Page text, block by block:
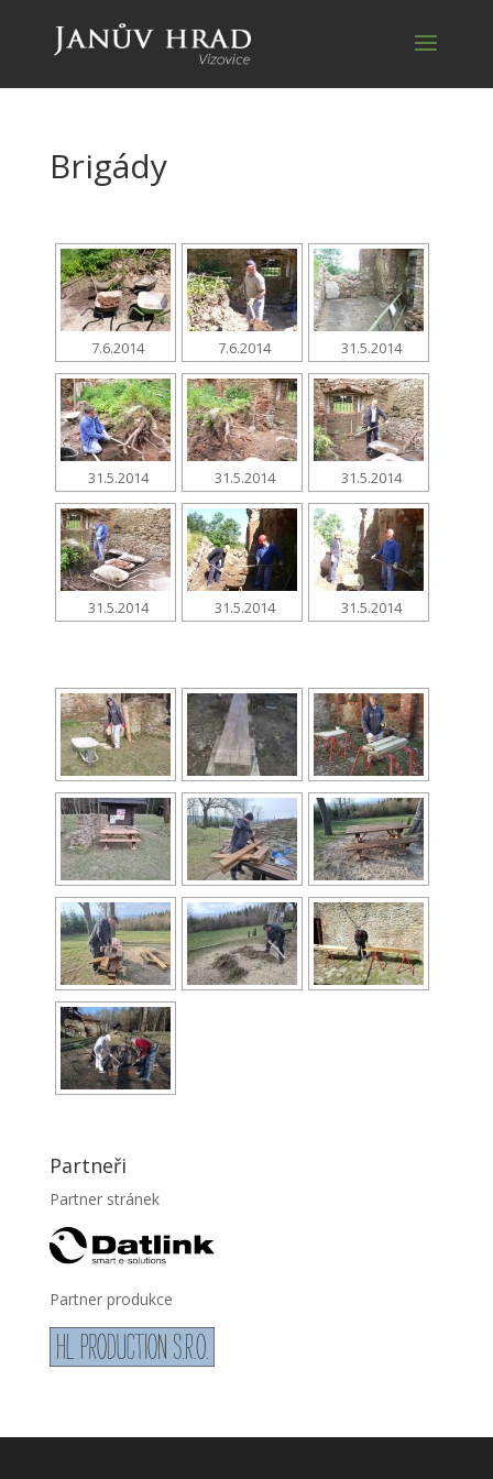
Brigády
7.6.2014 7.6.2014 31.5.2014
31.5.2014 31.5.2014 31.5.2014
31.5.2014 31.5.2014 31.5.2014
Partneři
Partner stránek
Partner produkce